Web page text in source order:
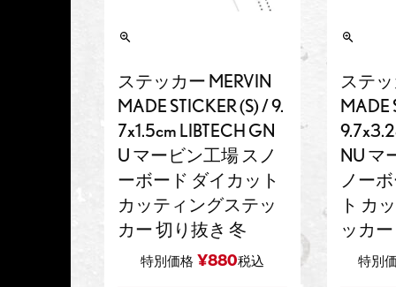
ステッカー MERVIN
MADE STICKER (S) / 9.
7x1.5cm LIBTECH GN
U マービン工場 スノ
ーボード ダイカット
カッティングステッ
カー 切り抜き 冬
特別価格 ¥880税込
ステ
MADE
NU マ
ノー
ト カ
ッカ
特別